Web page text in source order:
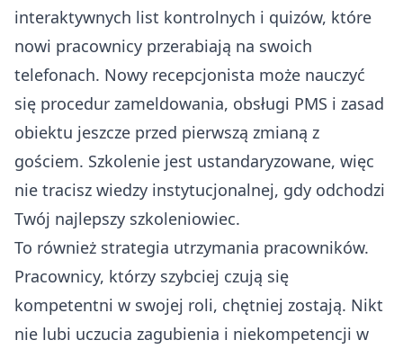
interaktywnych list kontrolnych i quizów, które
nowi pracownicy przerabiają na swoich
telefonach. Nowy recepcjonista może nauczyć
się procedur zameldowania, obsługi PMS i zasad
obiektu jeszcze przed pierwszą zmianą z
gościem. Szkolenie jest ustandaryzowane, więc
nie tracisz wiedzy instytucjonalnej, gdy odchodzi
Twój najlepszy szkoleniowiec.
To również strategia utrzymania pracowników.
Pracownicy, którzy szybciej czują się
kompetentni w swojej roli, chętniej zostają. Nikt
nie lubi uczucia zagubienia i niekompetencji w